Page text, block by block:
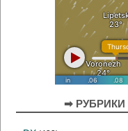
➡ РУБРИКИ